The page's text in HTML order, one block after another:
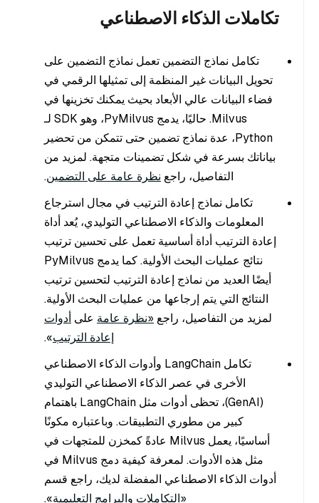
تكاملات الذكاء الاصطناعي
تكامل نماذج التضمين تعمل نماذج التضمين على
تحويل البيانات غير المنظمة إلى تمثيلها الرقمي في
فضاء البيانات عالي الأبعاد بحيث يمكنك تخزينها في
Milvus. حاليًا، يدمج PyMilvus، وهو SDK لـ
Python، عدة نماذج تضمين حتى تتمكن من تحضير
بياناتك بسرعة في شكل تضمينات متجهة. لمزيد من
التفاصيل، راجع نظرة عامة على التضمين.
تكامل نماذج إعادة الترتيب في مجال استرجاع
المعلومات والذكاء الاصطناعي التوليدي، يُعد أداة
إعادة الترتيب أداة أساسية تعمل على تحسين ترتيب
نتائج عمليات البحث الأولية. كما يدمج PyMilvus
أيضًا العديد من نماذج إعادة الترتيب لتحسين ترتيب
النتائج التي يتم إرجاعها من عمليات البحث الأولية.
لمزيد من التفاصيل، راجع «نظرة عامة على أدوات
إعادة الترتيب».
تكامل LangChain وأدوات الذكاء الاصطناعي
الأخرى في عصر الذكاء الاصطناعي التوليدي
(GenAI)، تحظى أدوات مثل LangChain باهتمام
كبير من مطوري التطبيقات. وباعتباره مكونًا
أساسيًا، يعمل Milvus عادةً كمخزن للمتجهات في
مثل هذه الأدوات. لمعرفة كيفية دمج Milvus في
أدوات الذكاء الاصطناعي المفضلة لديك، راجع قسم
«التكاملات والبرامج التعليمية».